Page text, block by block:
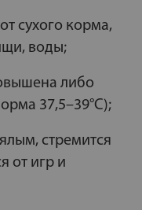
сухого корма,
воды;
либо
37,5–39°С);
стремится
от игр и